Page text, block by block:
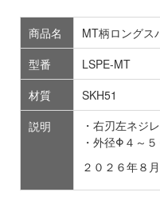
商品名
MT柄ロング
型番
LSPE-MT
材質
SKH51
説明
・右刃左ネジ
・外径Φ４～
２０２６年